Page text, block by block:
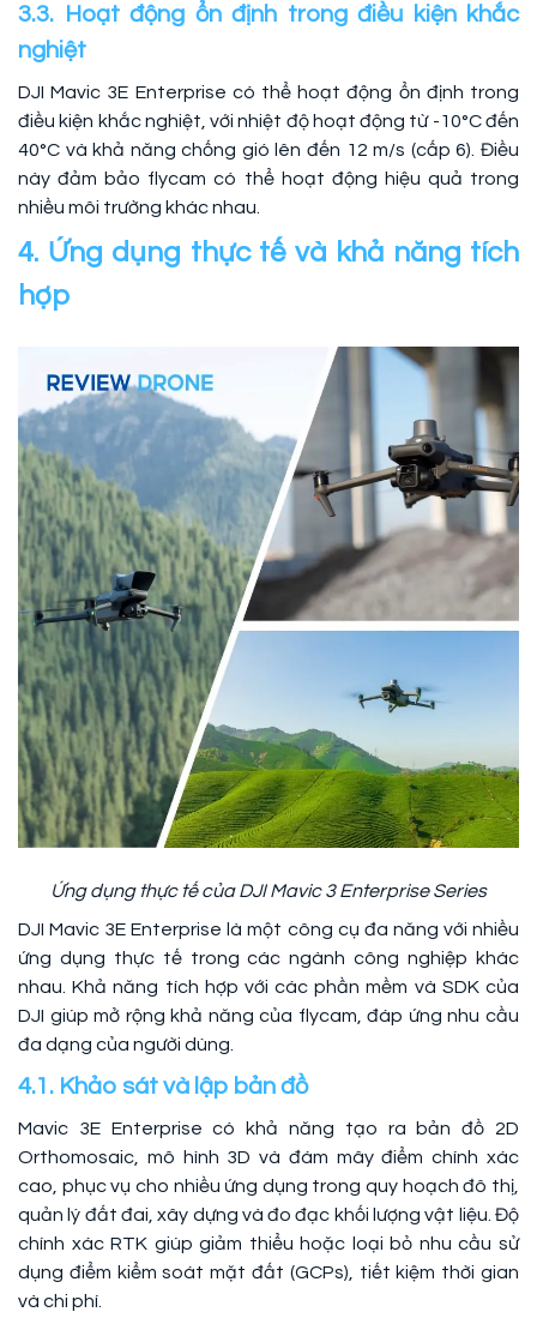
3.3. Hoạt động ổn định trong điều kiện khắc
nghiệt
DJI Mavic 3E Enterprise có thể hoạt động ổn định trong
điều kiện khắc nghiệt, với nhiệt độ hoạt động từ -10°C đến
40°C và khả năng chống gió lên đến 12 m/s (cấp 6). Điều
này đảm bảo flycam có thể hoạt động hiệu quả trong
nhiều môi trường khác nhau.
4. Ứng dụng thực tế và khả năng tích
hợp
Ứng dụng thực tế của DJI Mavic 3 Enterprise Series
DJI Mavic 3E Enterprise là một công cụ đa năng với nhiều
ứng dụng thực tế trong các ngành công nghiệp khác
nhau. Khả năng tích hợp với các phần mềm và SDK của
DJI giúp mở rộng khả năng của flycam, đáp ứng nhu cầu
đa dạng của người dùng.
4.1. Khảo sát và lập bản đồ
Mavic 3E Enterprise có khả năng tạo ra bản đồ 2D
Orthomosaic, mô hình 3D và đám mây điểm chính xác
cao, phục vụ cho nhiều ứng dụng trong quy hoạch đô thị,
quản lý đất đai, xây dựng và đo đạc khối lượng vật liệu. Độ
chính xác RTK giúp giảm thiểu hoặc loại bỏ nhu cầu sử
dụng điểm kiểm soát mặt đất (GCPs), tiết kiệm thời gian
và chi phí.